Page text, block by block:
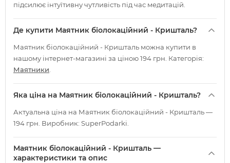
підсилює інтуїтивну чутливість під час медитацій.
Де купити Маятник біолокаційний - Кришталь?
Маятник біолокаційний - Кришталь можна купити в
нашому інтернет-магазині за ціною 194 грн. Категорія:
Маятники
Яка ціна на Маятник біолокаційний - Кришталь?
Актуальна ціна на Маятник біолокаційний - Кришталь —
194 грн. Виробник: SuperPodarki.
Маятник біолокаційний - Кришталь —
характеристики та опис